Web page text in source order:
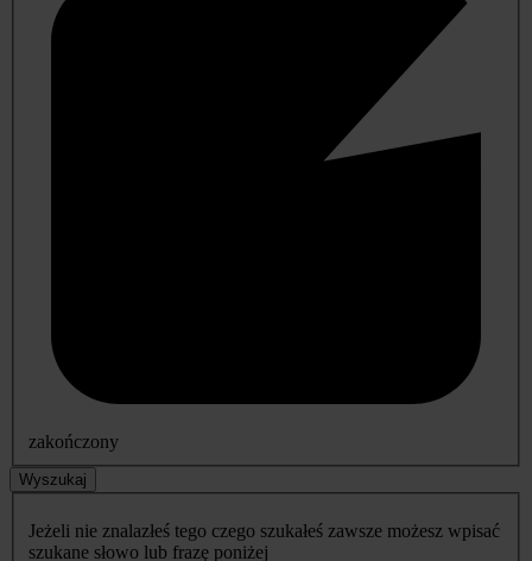
zakończony
Wyszukaj
Jeżeli nie znalazłeś tego czego szukałeś zawsze możesz wpisać
szukane słowo lub frazę poniżej